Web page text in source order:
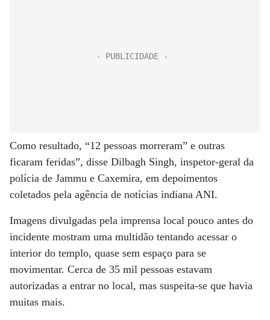
Como resultado, “12 pessoas morreram” e outras
ficaram feridas”, disse Dilbagh Singh, inspetor-geral da
polícia de Jammu e Caxemira, em depoimentos
coletados pela agência de notícias indiana ANI.
Imagens divulgadas pela imprensa local pouco antes do
incidente mostram uma multidão tentando acessar o
interior do templo, quase sem espaço para se
movimentar. Cerca de 35 mil pessoas estavam
autorizadas a entrar no local, mas suspeita-se que havia
muitas mais.